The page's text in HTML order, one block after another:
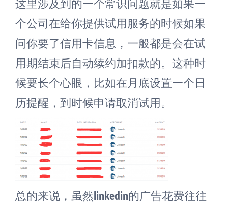
这里涉及到的一个常识问题就是如果一
个公司在给你提供试用服务的时候如果
问你要了信用卡信息，一般都是会在试
用期结束后自动续约加扣款的。这种时
候要长个心眼，比如在月底设置一个日
历提醒，到时候申请取消试用。
总的来说，虽然linkedin的广告花费往往